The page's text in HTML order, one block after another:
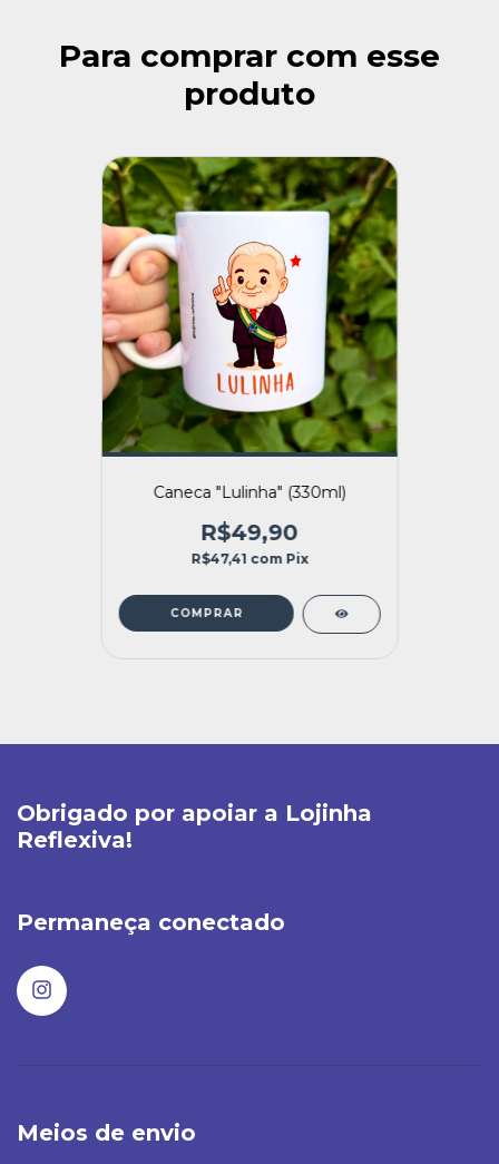
Para comprar com esse
produto
Caneca "Lulinha" (330ml)
R$49,90
R$47,41 com Pix
Obrigado por apoiar a Lojinha
Reflexiva!
Permaneça conectado
Meios de envio